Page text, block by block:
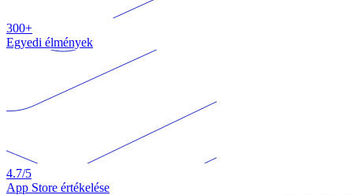
300+
Egyedi élmények
4.7/5
App Store értékelése